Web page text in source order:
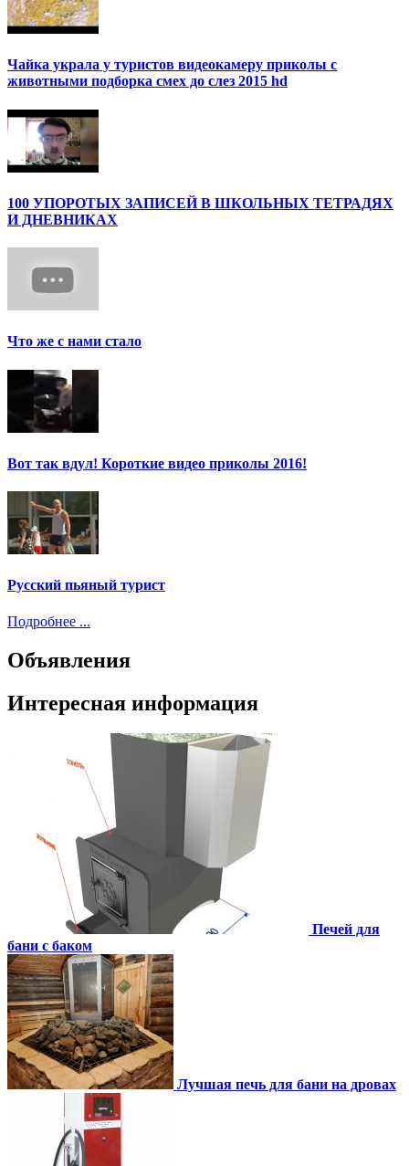
Чайка украла у туристов видеокамеру приколы с
животными подборка смех до слез 2015 hd
100 УПОРОТЫХ ЗАПИСЕЙ В ШКОЛЬНЫХ ТЕТРАДЯХ
И ДНЕВНИКАХ
Что же с нами стало
Вот так вдул! Короткие видео приколы 2016!
Русский пьяный турист
Подробнее ...
Объявления
Интересная информация
Печей для
бани с баком
Лучшая печь для бани на дровах